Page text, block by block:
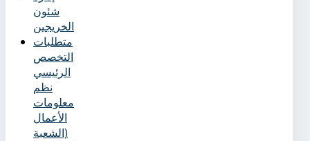
شئون
الخريجين
متطلبات
التخصص
الرئيسي
نظم
معلومات
الأعمال
(الشعبة